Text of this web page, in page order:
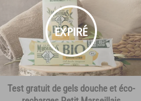
Test gratuit de gels douche et éco-